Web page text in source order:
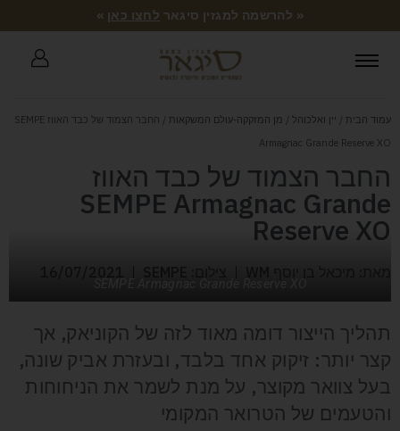
« להרשמה למגזין סיגאר לחצו כאן »
עמוד הבית / יין ואלכוהל / מן המזקקה-עולם המשקאות
/ החבר הצמוד של כבד האווז SEMPE
Armagnac Grande Reserve XO
החבר הצמוד של כבד האווז
SEMPE Armagnac Grande
Reserve XO
תהליך הייצור דומה מאוד לזה של הקוניאק, אך
קצר יותר: זיקוק אחד בלבד, ובעזרת אביק שונה,
בעל צוואר מקוצר, על מנת לשמר את הניחוחות
והטעמים של הטרואר המקומי